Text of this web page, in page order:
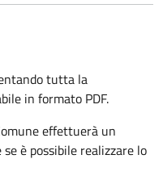
tutta la
in formato PDF.
effettuerà un
è possibile realizzare lo